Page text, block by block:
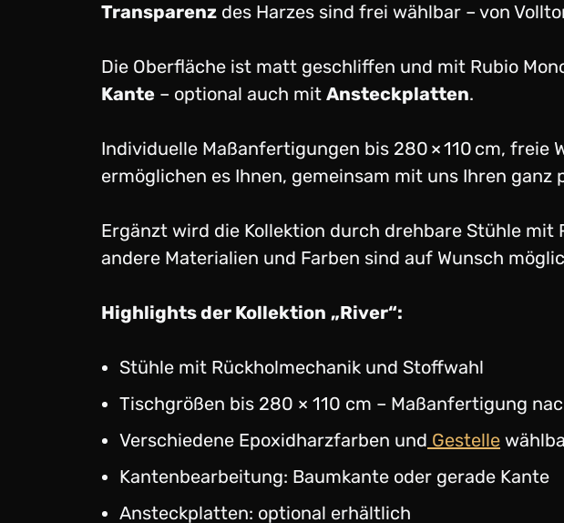
Transparenz des Harzes sind frei wählbar – von
Die Oberfläche ist matt geschliffen und mit Rubio
Kante – optional auch mit Ansteckplatten.
Individuelle Maßanfertigungen bis 280 × 110 cm, freie
ermöglichen es Ihnen, gemeinsam mit uns Ihren ganz
Ergänzt wird die Kollektion durch drehbare Stühle
andere Materialien und Farben sind auf Wunsch
Highlights der Kollektion „River“:
Stühle mit Rückholmechanik und Stoffwahl
Tischgrößen bis 280 × 110 cm – Maßanfertigung
Verschiedene Epoxidharzfarben und Gestelle
Kantenbearbeitung: Baumkante oder gerade Kante
Ansteckplatten: optional erhältlich